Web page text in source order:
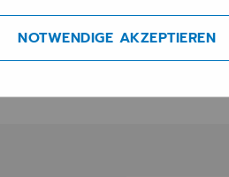
NOTWENDIGE AKZEPTIEREN